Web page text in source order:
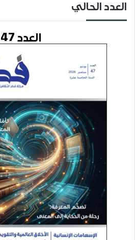
العدد الحالي
العدد 47